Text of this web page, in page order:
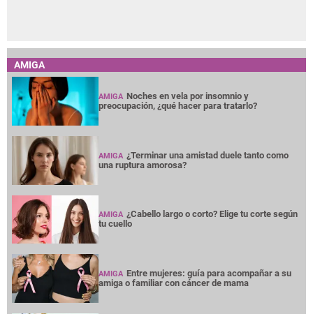
AMIGA
AMIGA Noches en vela por insomnio y
preocupación, ¿qué hacer para tratarlo?
AMIGA ¿Terminar una amistad duele tanto como
una ruptura amorosa?
AMIGA ¿Cabello largo o corto? Elige tu corte según
tu cuello
AMIGA Entre mujeres: guía para acompañar a su
amiga o familiar con cáncer de mama